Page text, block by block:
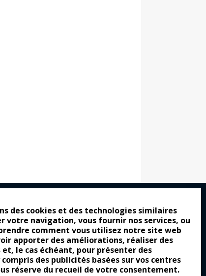
des cookies et des technologies similaires
votre navigation, vous fournir nos services, ou
comment vous utilisez notre site web
apporter des améliorations, réaliser des
le cas échéant, pour présenter des
des publicités basées sur vos centres
réserve du recueil de votre consentement.
les gens vrais
de la légèreté
envoûtante ?